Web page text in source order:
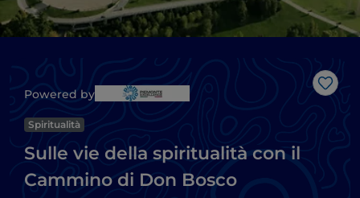
Like
Powered by
Spiritualità
Sulle vie della spiritualità con il
Cammino di Don Bosco